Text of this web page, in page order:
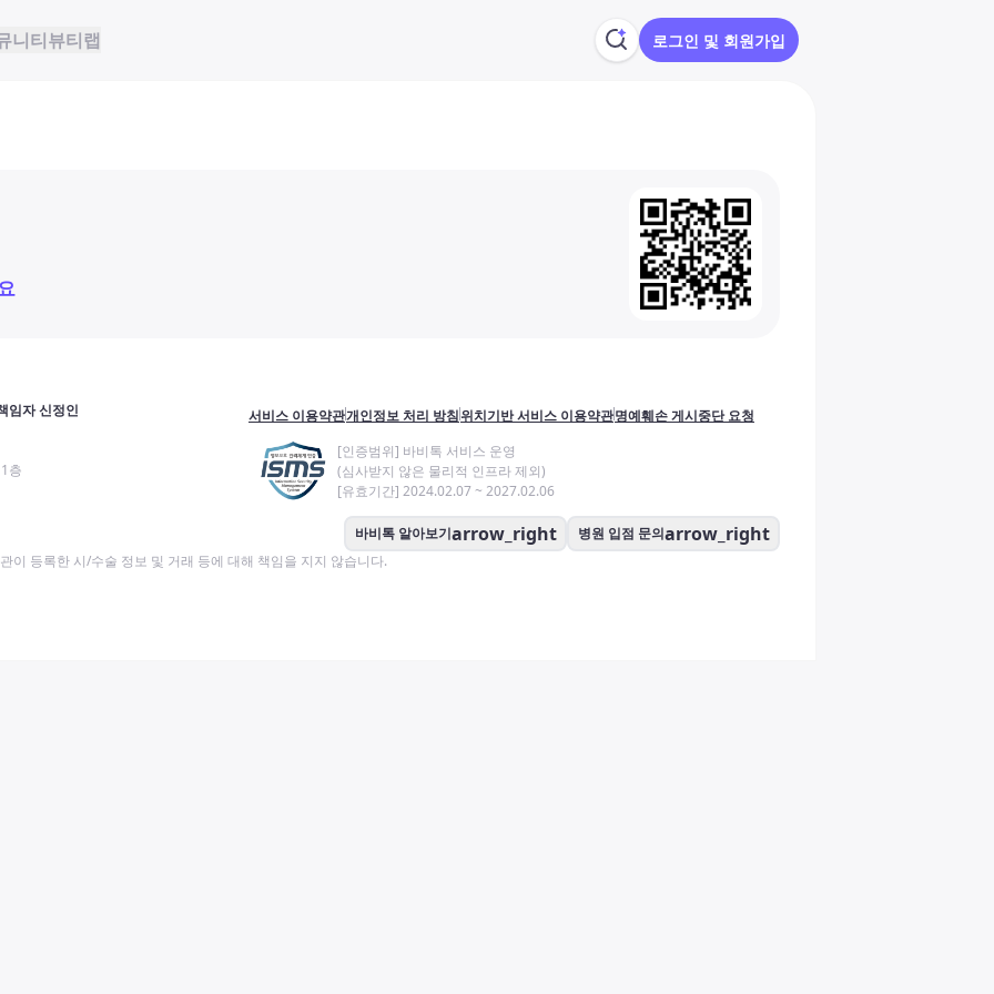
니티뷰티랩 로그인 및 회원가입
임자 신정인
층
서비스 이용약관개인정보 처리 방침위치기반 서비스 이용약관명예훼손 게시중단 요청
[인증범위] 바비톡 서비스 운영
(심사받지 않은 물리적 인프라 제외)
[유효기간] 2024.02.07 ~ 2027.02.06
바비톡 알아보기arrow_right 병원 입점 문의arrow_right
이 등록한 시/수술 정보 및 거래 등에 대해 책임을 지지 않습니다.